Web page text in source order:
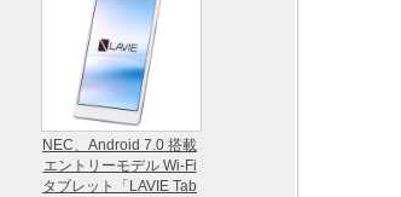
NEC、Android 7.0 搭載
エントリーモデル Wi-Fi
タブレット「LAVIE Tab